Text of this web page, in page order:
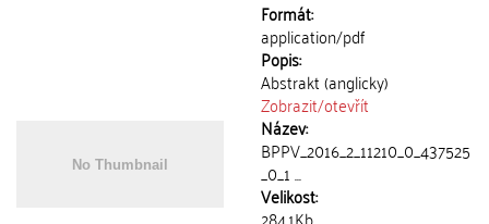
Formát:
application/pdf
Popis:
Abstrakt (anglicky)
Zobrazit/otevřít
Název:
BPPV_2016_2_11210_0_437525
_0_1 ...
Velikost: